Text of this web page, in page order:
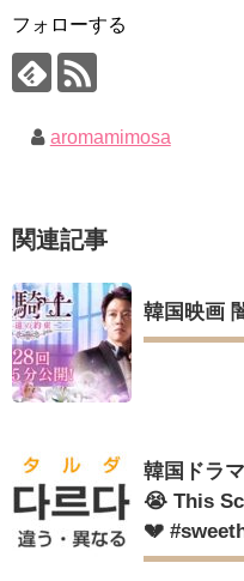
レンタル開始！
Jin-Crash Landing On You/
キム・レウォンの影
Powered by livedoor 相
【裏芸能】キムユジ
いでしょ？” Big News TV
幻の王女チャミョン
か」出演で話題 Big News TV
Powered by livedoor 相互
フォローする
aromamimosa
関連記事
韓国映画
韓国ドラ
😭 This
💔